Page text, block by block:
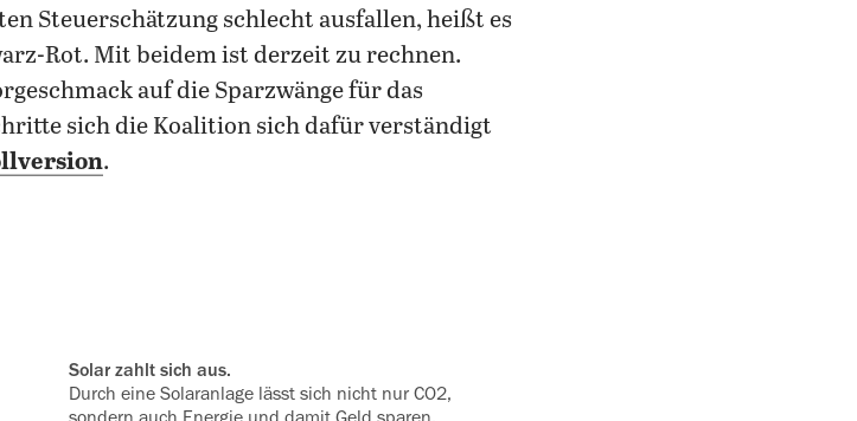
Steuerschätzung schlecht ausfallen, heißt es
Rot. Mit beidem ist derzeit zu rechnen.
auf die Sparzwänge für das
sich die Koalition sich dafür verständigt
.
Solar zahlt sich aus.
Durch eine Solaranlage lässt sich nicht nur CO2,
sondern auch Energie und damit Geld sparen.